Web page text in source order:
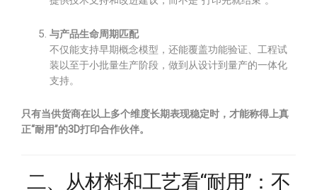
与产品生命周期匹配
不仅能支持早期概念模型，还能覆盖功能验证、工程试
装以至于小批量生产阶段，做到从设计到量产的一体化
支持。
只有当供货商在以上多个维度长期表现稳定时，才能称得上真
正“耐用”的3D打印合作伙伴。
二、从材料和工艺看“耐用”：不